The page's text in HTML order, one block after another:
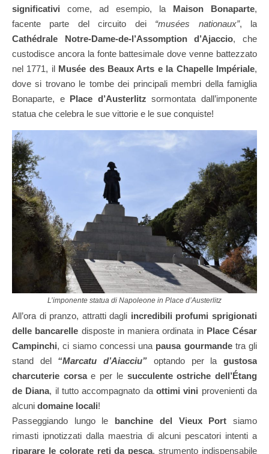
significativi come, ad esempio, la Maison Bonaparte,
facente parte del circuito dei “musées nationaux”, la
Cathédrale Notre-Dame-de-l’Assomption d’Ajaccio, che
custodisce ancora la fonte battesimale dove venne battezzato
nel 1771, il Musée des Beaux Arts e la Chapelle Impériale,
dove si trovano le tombe dei principali membri della famiglia
Bonaparte, e Place d’Austerlitz sormontata dall’imponente
statua che celebra le sue vittorie e le sue conquiste!
L’imponente statua di Napoleone in Place d’Austerlitz
All’ora di pranzo, attratti dagli incredibili profumi sprigionati
delle bancarelle disposte in maniera ordinata in Place César
Campinchi, ci siamo concessi una pausa gourmandetra gli
stand del “Marcatu d’Aiacciu” optando per lagustosa
charcuterie corsae per le succulente ostriche dell’Étang
de Diana, il tutto accompagnato daottimi vini provenienti da
alcuni domaine locali!
Passeggiando lungo le banchine del Vieux Port siamo
rimasti ipnotizzati dalla maestria di alcuni pescatori intenti a
riparare le colorate reti da pesca, strumento indispensabile